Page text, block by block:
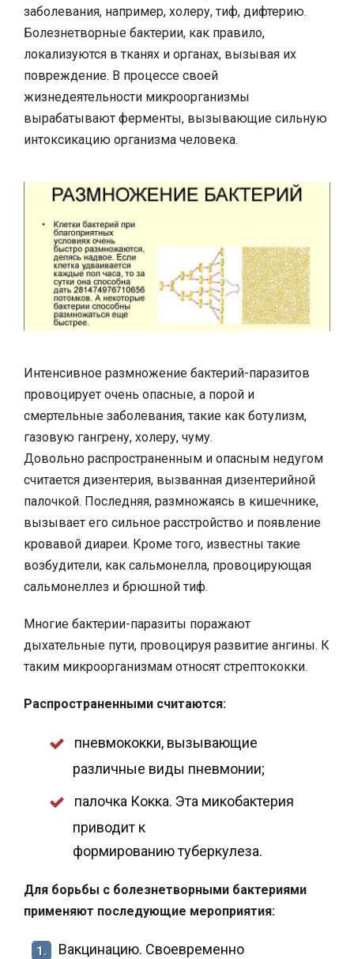
заболевания, например, холеру, тиф, дифтерию.
Болезнетворные бактерии, как правило,
локализуются в тканях и органах, вызывая их
повреждение. В процессе своей
жизнедеятельности микроорганизмы
вырабатывают ферменты, вызывающие сильную
интоксикацию организма человека.
Интенсивное размножение бактерий-паразитов
провоцирует очень опасные, а порой и
смертельные заболевания, такие как ботулизм,
газовую гангрену, холеру, чуму.
Довольно распространенным и опасным недугом
считается дизентерия, вызванная дизентерийной
палочкой. Последняя, размножаясь в кишечнике,
вызывает его сильное расстройство и появление
кровавой диареи. Кроме того, известны такие
возбудители, как сальмонелла, провоцирующая
сальмонеллез и брюшной тиф.
Многие бактерии-паразиты поражают
дыхательные пути, провоцируя развитие ангины. К
таким микроорганизмам относят стрептококки.
Распространенными считаются:
пневмококки, вызывающие
различные виды пневмонии;
палочка Кокка. Эта микобактерия
приводит к
формированию туберкулеза.
Для борьбы с болезнетворными бактериями
применяют последующие мероприятия:
1.
Вакцинацию. Своевременно